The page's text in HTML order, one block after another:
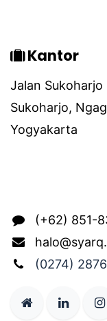
Kantor
Jalan Sukoharjo
Sukoharjo,
Yogyakarta
(+62) 851-
(0274)